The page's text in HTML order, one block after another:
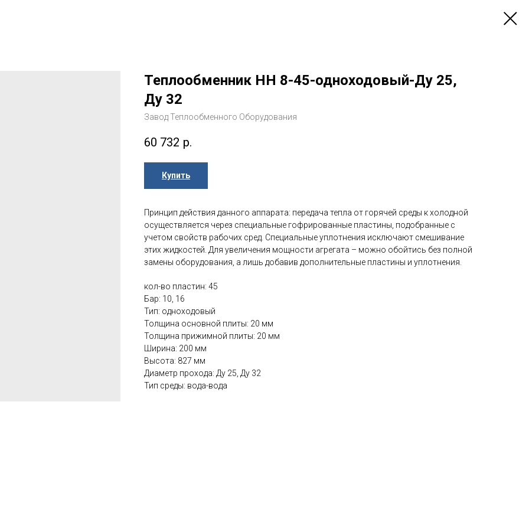
Теплообменник НН 8-45-одноходовый-Ду 25,
Ду 32
Завод Теплообменного Оборудования
60 732 р.
Купить
Принцип действия данного аппарата: передача тепла от горячей среды к холодной
осуществляется через специальные гофрированные пластины, подобранные с
учетом свойств рабочих сред. Специальные уплотнения исключают смешивание
этих жидкостей. Для увеличения мощности агрегата – можно обойтись без полной
замены оборудования, а лишь добавив дополнительные пластины и уплотнения.
кол-во пластин: 45
Бар: 10, 16
Тип: одноходовый
Толщина основной плиты: 20 мм
Толщина прижимной плиты: 20 мм
Ширина: 200 мм
Высота: 827 мм
Диаметр прохода: Ду 25, Ду 32
Тип среды: вода-вода